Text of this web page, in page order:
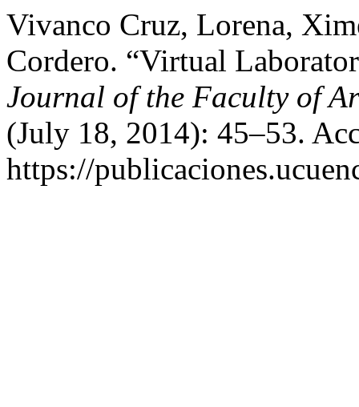
Vivanco Cruz, Lorena,
Cordero. “Virtual
Journal of the Faculty of
(July 18, 2014): 45–53.
https://